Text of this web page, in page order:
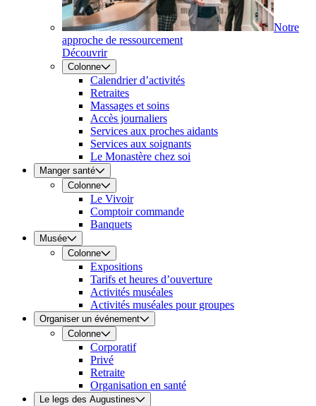
Notre
approche de ressourcement
Découvrir
Colonne
Calendrier d’activités
Retraites
Massages et soins
Accès journaliers
Services aux proches aidants
Services aux soignants
Le Monastère chez soi
Manger santé
Colonne
Le Vivoir
Comptoir commande
Banquets
Musée
Colonne
Expositions
Tarifs et heures d’ouverture
Activités muséales
Activités muséales pour groupes
Organiser un événement
Colonne
Corporatif
Privé
Retraite
Organisation en santé
Le legs des Augustines